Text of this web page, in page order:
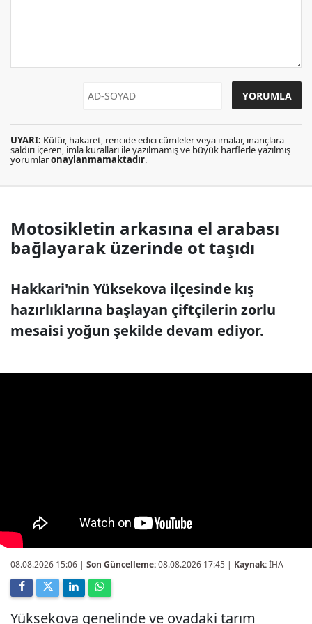
UYARI: Küfür, hakaret, rencide edici cümleler veya imalar, inançlara
saldırı içeren, imla kuralları ile yazılmamış ve büyük harflerle yazılmış
yorumlaronaylanmamaktadır.
Motosikletin arkasına el arabası
bağlayarak üzerinde ot taşıdı
Hakkari'nin Yüksekova ilçesinde kış
hazırlıklarına başlayan çiftçilerin zorlu
mesaisi yoğun şekilde devam ediyor.
08.08.2026 15:06 | Son Güncelleme:08.08.2026 17:45 | Kaynak:İHA
Yüksekova genelinde ve ovadaki tarım